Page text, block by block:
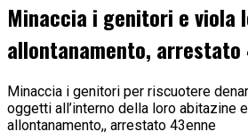
Minaccia i genitori e viola
allontanamento, arrestato
Minaccia i genitori per riscuotere
oggetti all’interno della loro abitazine
allontanamento,, arrestato 43enne